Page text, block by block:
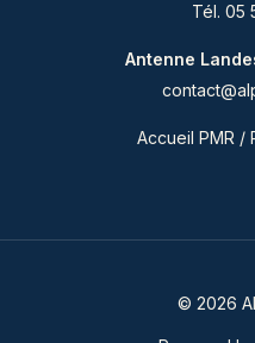
Tél. 05
Antenne
Accueil PMR /
© 2026